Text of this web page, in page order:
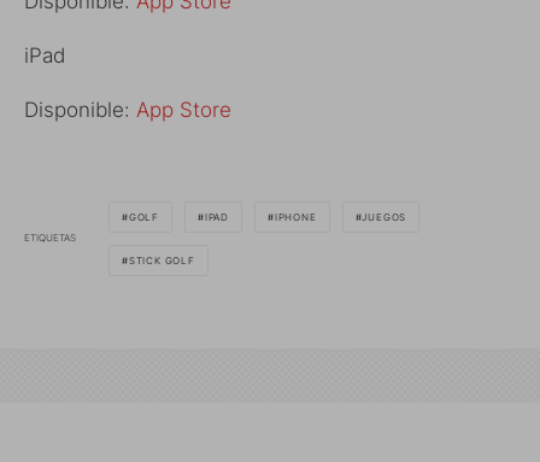
iPad
Disponible: App Store
ETIQUETAS
GOLF IPAD IPHONE JUEGOS
STICK GOLF